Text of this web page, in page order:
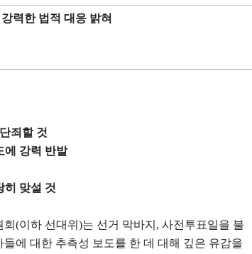
력한 법적 대응 밝혀
죄할 것
에 강력 반발
히 맞설 것
(이하 선대위 )는 선거 막바지 , 사전투표일을 불
에 대한 추측성 보도를 한 데 대해 깊은 유감을